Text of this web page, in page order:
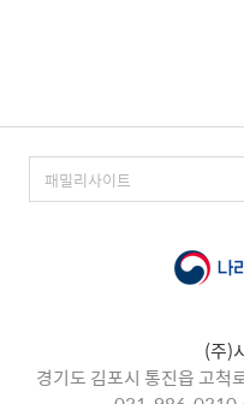
(주)
경기도 김포시 통진읍 고